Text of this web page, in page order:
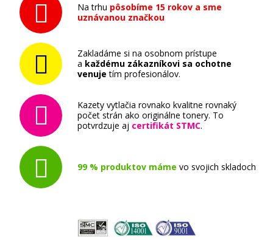
Na trhu pôsobíme 15 rokov a sme
uznávanou značkou
Zakladáme si na osobnom prístupe
a každému zákazníkovi sa ochotne
venuje tím profesionálov.
Kazety vytlačia rovnako kvalitne rovnaký
počet strán ako originálne tonery. To
potvrdzuje aj certifikát STMC.
99 % produktov máme vo svojich skladoch